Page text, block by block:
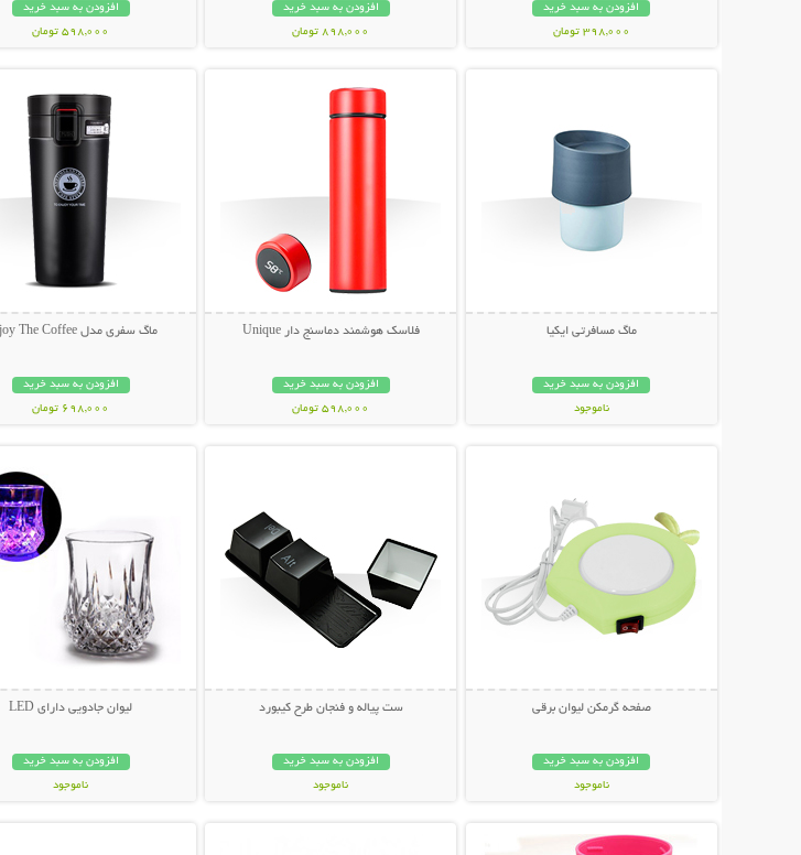
افزودن به سبد خرید
398,000 تومان
افزودن به سبد خرید
898,000 تومان
افزودن به سبد خرید
598,000 تومان
ماگ مسافرتی ایکیا
افزودن به سبد خرید
ناموجود
فلاسک هوشمند دماسنج دار Unique
افزودن به سبد خرید
598,000 تومان
ماگ سفری مدل Enjoy The Coffee
افزودن به سبد خرید
698,000 تومان
صفحه گرمکن لیوان برقی
افزودن به سبد خرید
ناموجود
ست پیاله و فنجان طرح کیبورد
افزودن به سبد خرید
ناموجود
لیوان جادویی دارای LED
افزودن به سبد خرید
ناموجود